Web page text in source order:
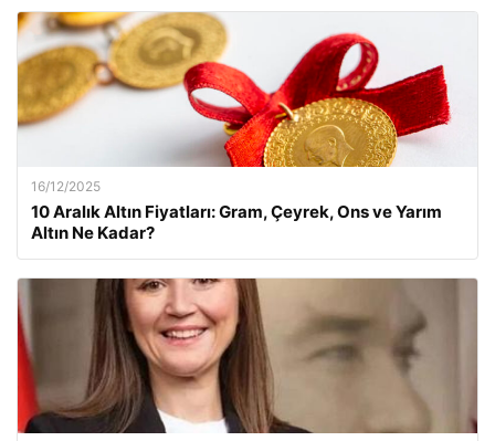
16/12/2025
10 Aralık Altın Fiyatları: Gram, Çeyrek, Ons ve Yarım
Altın Ne Kadar?